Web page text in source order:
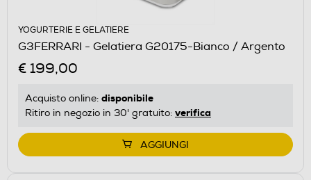
YOGURTERIE E GELATIERE
G3FERRARI - Gelatiera G20175-Bianco / Argento
€ 199,00
Acquisto online: disponibile
Ritiro in negozio in 30' gratuito: verifica
AGGIUNGI